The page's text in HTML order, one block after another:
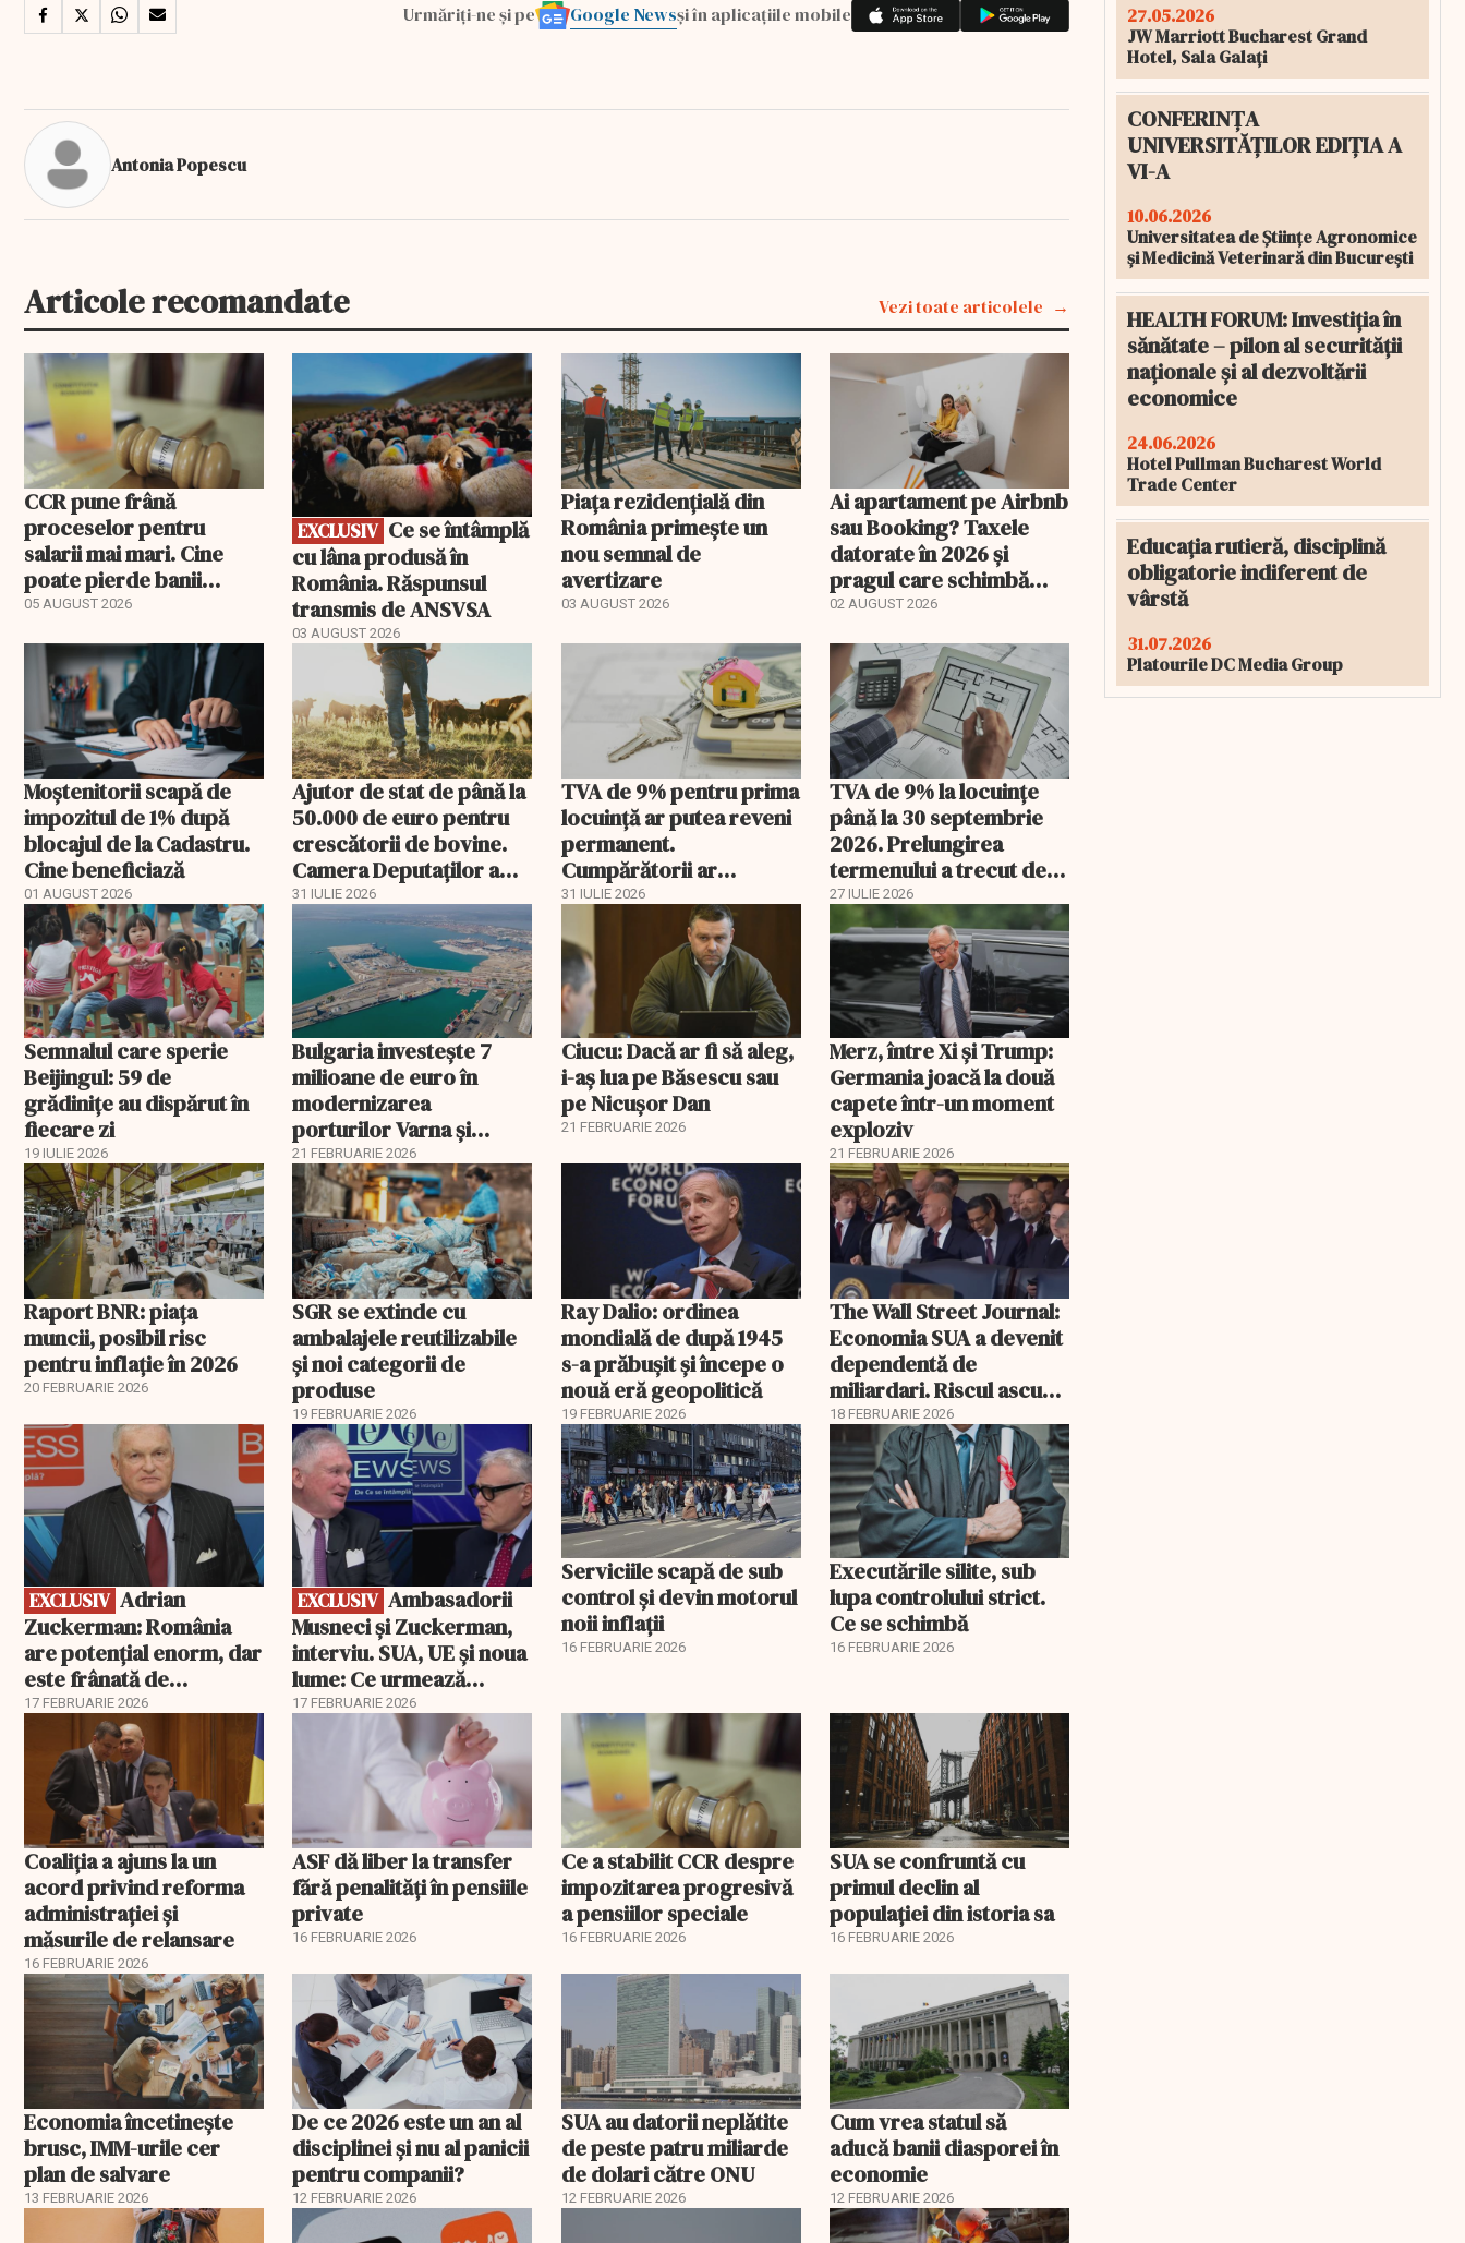
Urmăriți-ne și pe Google Newsși în aplicațiile mobile
Antonia Popescu
Articole recomandate Vezi toate articolele
CCR pune frână
proceselor pentru
salarii mai mari. Cine
poate pierde banii
ceruți statului
05 AUGUST 2026
EXCLUSIV
EXCLUSIV
cu lâna produsă în
România. Răspunsul
transmis de ANSVSA
03 AUGUST 2026
Piața rezidențială din
România primește un
nou semnal de
avertizare
03 AUGUST 2026
Ai apartament pe Airbnb
sau Booking? Taxele
datorate în 2026 și
pragul care schimbă
regimul fiscal
02 AUGUST 2026
Moștenitorii scapă de
impozitul de 1% după
blocajul de la Cadastru.
Cine beneficiază
01 AUGUST 2026
Ajutor de stat de până la
50.000 de euro pentru
crescătorii de bovine.
Camera Deputaților a
aprobat schema
31 IULIE 2026
TVA de 9% pentru prima
locuință ar putea reveni
permanent.
Cumpărătorii ar
economisi zeci de mii de
31 IULIE 2026
TVA de 9% la locuințe
până la 30 septembrie
2026. Prelungirea
termenului a trecut de
comisia din Parlament
27 IULIE 2026
Semnalul care sperie
Beijingul: 59 de
grădinițe au dispărut în
fiecare zi
19 IULIE 2026
Bulgaria investește 7
milioane de euro în
modernizarea
porturilor Varna și
Burgas
21 FEBRUARIE 2026
Ciucu: Dacă ar fi să aleg,
i-aș lua pe Băsescu sau
pe Nicușor Dan
21 FEBRUARIE 2026
Merz, între Xi și Trump:
Germania joacă la două
capete într-un moment
exploziv
21 FEBRUARIE 2026
Raport BNR: piața
muncii, posibil risc
pentru inflație în 2026
20 FEBRUARIE 2026
SGR se extinde cu
ambalajele reutilizabile
și noi categorii de
produse
19 FEBRUARIE 2026
Ray Dalio: ordinea
mondială de după 1945
s-a prăbușit și începe o
nouă eră geopolitică
19 FEBRUARIE 2026
The Wall Street Journal:
Economia SUA a devenit
dependentă de
miliardari. Riscul ascuns
pentru burse și consum
18 FEBRUARIE 2026
EXCLUSIV
EXCLUSIV
Zuckerman: România
are potențial enorm, dar
este frânată de
corupție, companii de
stat și influența
propagandei ruse
17 FEBRUARIE 2026
EXCLUSIV
EXCLUSIV Ambasadorii
Musneci și Zuckerman,
interviu. SUA, UE și noua
lume: Ce urmează
pentru România
17 FEBRUARIE 2026
Serviciile scapă de sub
control și devin motorul
noii inflații
16 FEBRUARIE 2026
Executările silite, sub
lupa controlului strict.
Ce se schimbă
16 FEBRUARIE 2026
Coaliția a ajuns la un
acord privind reforma
administrației și
măsurile de relansare
16 FEBRUARIE 2026
ASF dă liber la transfer
fără penalități în pensiile
private
16 FEBRUARIE 2026
Ce a stabilit CCR despre
impozitarea progresivă
a pensiilor speciale
16 FEBRUARIE 2026
SUA se confruntă cu
primul declin al
populației din istoria sa
16 FEBRUARIE 2026
Economia încetinește
brusc, IMM-urile cer
plan de salvare
13 FEBRUARIE 2026
De ce 2026 este un an al
disciplinei și nu al panicii
pentru companii?
12 FEBRUARIE 2026
SUA au datorii neplătite
de peste patru miliarde
de dolari către ONU
12 FEBRUARIE 2026
Cum vrea statul să
aducă banii diasporei în
economie
12 FEBRUARIE 2026
27.05.2026
JW Marriott Bucharest Grand
Hotel, Sala Galați
CONFERINȚA
UNIVERSITĂȚILOR EDIȚIA A
VI-A
10.06.2026
Universitatea de Științe Agronomice
și Medicină Veterinară din București
HEALTH FORUM: Investiția în
sănătate – pilon al securității
naționale și al dezvoltării
economice
24.06.2026
Hotel Pullman Bucharest World
Trade Center
Educația rutieră, disciplină
obligatorie indiferent de
vârstă
31.07.2026
Platourile DC Media Group